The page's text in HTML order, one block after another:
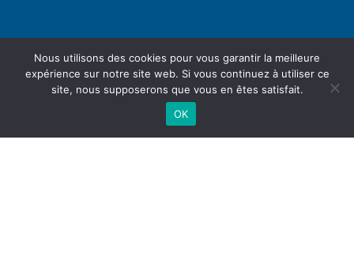
Nous utilisons des cookies pour vous garantir la meilleure
expérience sur notre site web. Si vous continuez à utiliser ce
site, nous supposerons que vous en êtes satisfait.
OK